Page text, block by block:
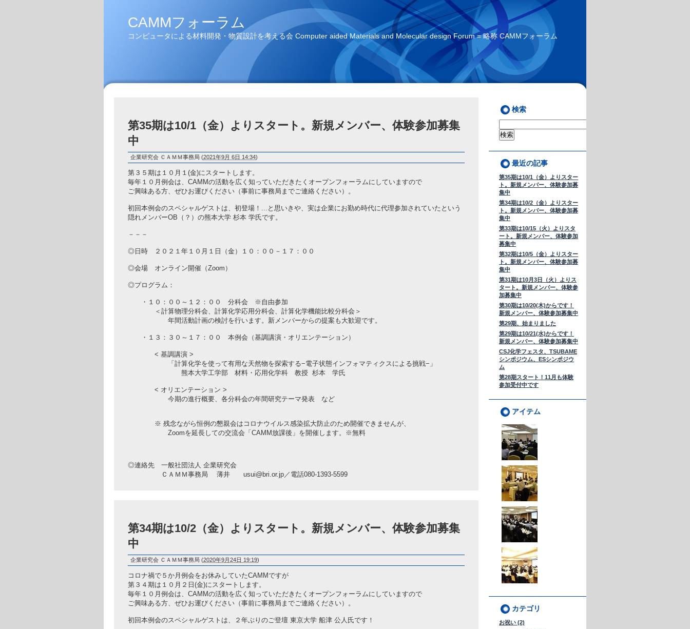
CAMMフォーラム
コンピュータによる材料開発・物質設計を考える会 Computer aided Materials and Molecular design Forum = 略称 CAMMフォーラム
第35期は10/1（金）よりスタート。新規メンバー、体験参加募集
中
企業研究会 ＣＡＭＭ事務局 (2021年9月 6日 14:34)
第３５期は１０月１(金)にスタートします。
毎年１０月例会は、CAMMの活動を広く知っていただきたくオープンフォーラムにしていますので
ご興味ある方、ぜひお運びください（事前に事務局までご連絡ください）。
初回本例会のスペシャルゲストは、初登場！...と思いきや、実は企業にお勤め時代に代理参加されていたという
隠れメンバーOB（？）の熊本大学 杉本 学氏です。
－－－
◎日時 ２０２１年１０月１日（金）１０：００－１７：００
◎会場 オンライン開催（Zoom）
◎プログラム：
・１０：００～１２：００ 分科会 ※自由参加
＜計算物理分科会、計算化学応用分科会、計算化学機能比較分科会＞
年間活動計画の検討を行います。新メンバーからの提案も大歓迎です。
・１３：３０～１７：００ 本例会（基調講演・オリエンテーション）
< 基調講演 >
「計算化学を使って有用な天然物を探索する−電子状態インフォマティクスによる挑戦−」
熊本大学工学部 材料・応用化学科 教授 杉本 学氏
< オリエンテーション >
今期の進行概要、各分科会の年間研究テーマ発表 など
※ 残念ながら恒例の懇親会はコロナウイルス感染拡大防止のため開催できませんが、
Zoomを延長しての交流会「CAMM放課後」を開催します。※無料
◎連絡先 一般社団法人 企業研究会
ＣＡＭＭ事務局 薄井 usui@bri.or.jp／電話080-1393-5599
第34期は10/2（金）よりスタート。新規メンバー、体験参加募集
中
企業研究会 ＣＡＭＭ事務局 (2020年9月24日 19:19)
コロナ禍で５か月例会をお休みしていたCAMMですが
第３４期は１０月２日(金)にスタートします。
毎年１０月例会は、CAMMの活動を広く知っていただきたくオープンフォーラムにしていますので
ご興味ある方、ぜひお運びください（事前に事務局までご連絡ください）。
初回本例会のスペシャルゲストは、２年ぶりのご登壇 東京大学 船津 公人氏です！
検索
最近の記事
第35期は10/1（金）よりスター
ト。新規メンバー、体験参加募
集中
第34期は10/2（金）よりスター
ト。新規メンバー、体験参加募
集中
第33期は10/15（火）よりスタ
ート。新規メンバー、体験参加
募集中
第32期は10/5（金）よりスター
ト。新規メンバー、体験参加募
集中
第31期は10月3日（火）よりス
タート。新規メンバー、体験参
加募集中
第30期は10/20(木)からです！
新規メンバー、体験参加募集中
第29期、始まりました
第29期は10/21(水)からです！
新規メンバー、体験参加募集中
CSJ化学フェスタ、TSUBAME
シンポジウム、ESシンポジウ
ム
第28期スタート！11月も体験
参加受付中です
アイテム
カテゴリ
お祝い (2)